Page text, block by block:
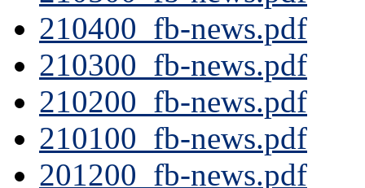
210400_fb-news.pdf
210300_fb-news.pdf
210200_fb-news.pdf
210100_fb-news.pdf
201200_fb-news.pdf